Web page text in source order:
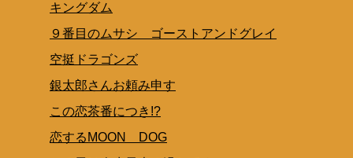
キングダム
９番目のムサシ ゴーストアンドグレイ
空挺ドラゴンズ
銀太郎さんお頼み申す
この恋茶番につき!?
恋するMOON DOG